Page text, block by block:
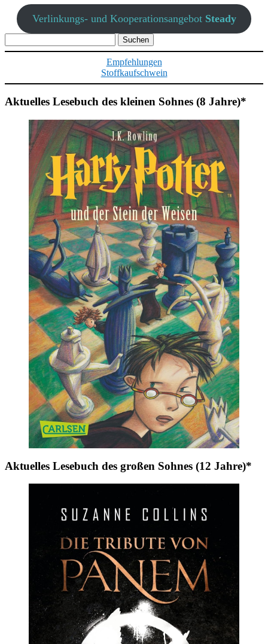
Verlinkungs- und Kooperationsangebot Steady
nach:
Empfehlungen
Stoffkaufschwein
Aktuelles Lesebuch des kleinen Sohnes (8 Jahre)*
Aktuelles Lesebuch des großen Sohnes (12 Jahre)*